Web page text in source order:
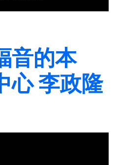
音的本
心 李政隆